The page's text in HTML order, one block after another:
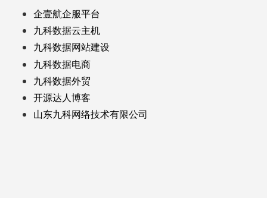
企壹航企服平台
九科数据云主机
九科数据网站建设
九科数据电商
九科数据外贸
开源达人博客
山东九科网络技术有限公司